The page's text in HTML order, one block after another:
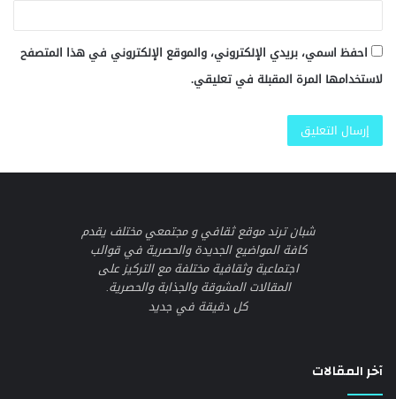
احفظ اسمي، بريدي الإلكتروني، والموقع الإلكتروني في هذا المتصفح
لاستخدامها المرة المقبلة في تعليقي.
شبان ترند موقع ثقافي و مجتمعي مختلف يقدم
كافة المواضيع الجديدة والحصرية في قوالب
اجتماعية وثقافية مختلفة مع التركيز على
المقالات المشوقة والجذابة والحصرية.
كل دقيقة في جديد
آخر المقالات